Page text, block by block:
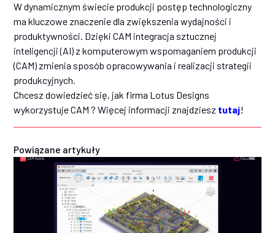
W dynamicznym świecie produkcji postęp technologiczny
ma kluczowe znaczenie dla zwiększenia wydajności i
produktywności. Dzięki CAM integracja sztucznej
inteligencji (AI) z komputerowym wspomaganiem produkcji
(CAM) zmienia sposób opracowywania i realizacji strategii
produkcyjnych.
Chcesz dowiedzieć się, jak firma Lotus Designs
wykorzystuje CAM ? Więcej informacji znajdziesz tutaj!
Powiązane artykuły